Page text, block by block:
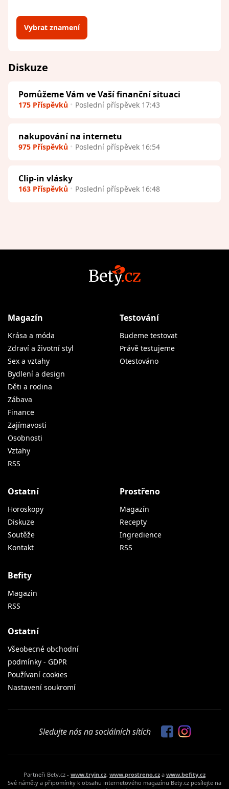
Vybrat znamení
Diskuze
Pomůžeme Vám ve Vaší finanční situaci
175 Příspěvků Poslední příspěvek 17:43
nakupování na internetu
975 Příspěvků Poslední příspěvek 16:54
Clip-in vlásky
163 Příspěvků Poslední příspěvek 16:48
Magazín
Krása a móda
Zdraví a životní styl
Sex a vztahy
Bydlení a design
Děti a rodina
Zábava
Finance
Zajímavosti
Osobnosti
Vztahy
RSS
Testování
Budeme testovat
Právě testujeme
Otestováno
Ostatní
Horoskopy
Diskuze
Soutěže
Kontakt
Prostřeno
Magazín
Recepty
Ingredience
RSS
Befity
Magazin
RSS
Ostatní
Všeobecné obchodní
podmínky - GDPR
Používaní cookies
Nastavení soukromí
Sledujte nás na sociálních sítích
Partneři Bety.cz - www.tryin.cz, www.prostreno.cz a www.befity.cz
Své náměty a připomínky k obsahu internetového magazínu Bety.cz posílejte na